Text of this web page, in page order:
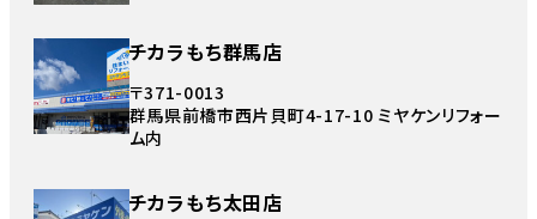
チカラもち群馬店
〒371-0013
群馬県前橋市西片貝町4-17-10 ミヤケンリフォー
ム内
チカラもち太田店